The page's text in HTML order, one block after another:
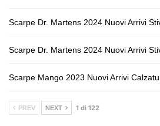
Scarpe Dr. Martens 2024 Nuovi Arrivi
Scarpe Dr. Martens 2024 Nuovi Arrivi
Scarpe Mango 2023 Nuovi Arrivi
PREV NEXT 1 di 122